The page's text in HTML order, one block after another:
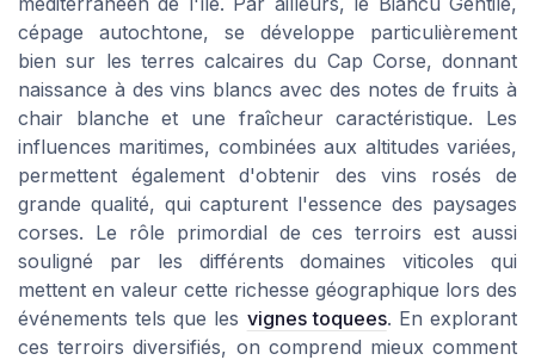
cépage autochtone, se développe particulièrement
bien sur les terres calcaires du Cap Corse, donnant
naissance à des vins blancs avec des notes de fruits à
chair blanche et une fraîcheur caractéristique. Les
influences maritimes, combinées aux altitudes variées,
permettent également d'obtenir des vins rosés de
grande qualité, qui capturent l'essence des paysages
corses. Le rôle primordial de ces terroirs est aussi
souligné par les différents domaines viticoles qui
mettent en valeur cette richesse géographique lors des
événements tels que les vignes toquees. En explorant
ces terroirs diversifiés, on comprend mieux comment